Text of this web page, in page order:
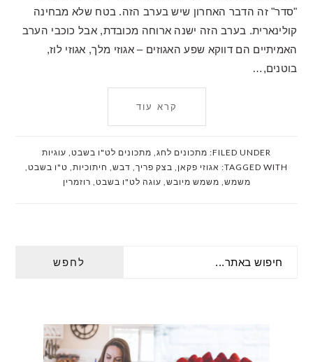
"סדר" זה הדבר האחרון שיש בערב הזה. בטח שלא מבחינה
קולינארית. בערב הזה ישנה ארוחה מכובדת, אבל כוכבי הערב
האמיתיים הם דווקא שפע האגוזים – אגוזי מלך, אגוזי לוז,
בוטנים,…
קרא עוד
FILED UNDER: מתכונים לחג, מתכונים לט"ו בשבט , עוגיות
TAGGED WITH: אגוזי פקאן , בצק פריך, דבש, חיתוכיות, ט"ו בשבט ,
משמש, משמש מיובש, עוגה לט"ו בשבט , רוזמרין
SIDEBAR